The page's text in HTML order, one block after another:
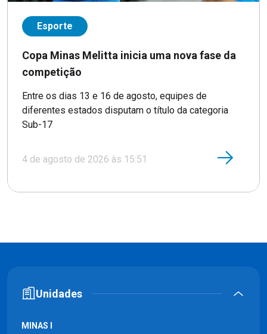
Esporte
Copa Minas Melitta inicia uma nova fase da
competição
Entre os dias 13 e 16 de agosto, equipes de
diferentes estados disputam o título da categoria
Sub-17
4 de agosto de 2026 às 15:51
Unidades
MINAS I